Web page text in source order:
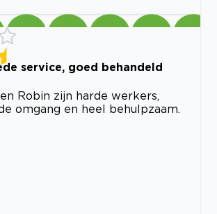
service, goed behandeld
Robin zijn harde werkers,
omgang en heel behulpzaam.